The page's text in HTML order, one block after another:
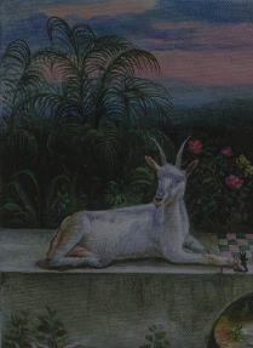
Skip
to
content